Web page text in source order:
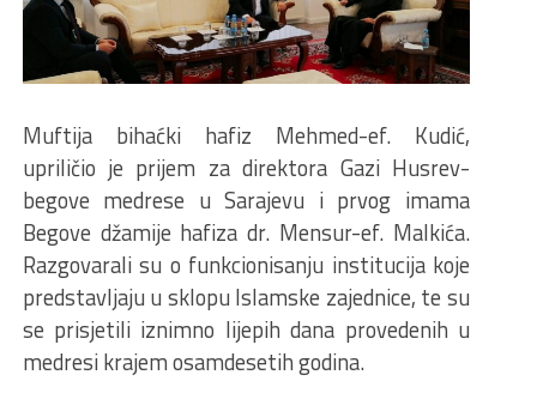
Muftija bihaćki hafiz Mehmed-ef. Kudić,
upriličio je prijem za direktora Gazi Husrev-
begove medrese u Sarajevu i prvog imama
Begove džamije hafiza dr. Mensur-ef. Malkića.
Razgovarali su o funkcionisanju institucija koje
predstavljaju u sklopu Islamske zajednice, te su
se prisjetili iznimno lijepih dana provedenih u
medresi krajem osamdesetih godina.